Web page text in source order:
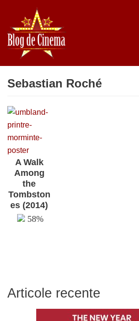
Sari
la
conținut
Sebastian Roché
A Walk
Among
the
Tombston
es (2014)
58%
Articole recente